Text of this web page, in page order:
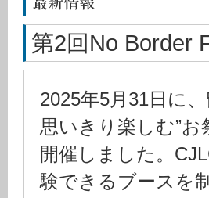
第2回No Border
2025年5月31日に
思いきり楽しむ”お
開催しました。
験できるブースを